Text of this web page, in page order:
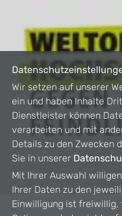
Wir setzen auf unserer
ein und haben Inhalte
Dienstleister können
verarbeiten und mit
Details zu den Zwecken
Sie in unserer
Mit Ihrer Auswahl
Ihrer Daten zu den
Einwilligung ist freiwillig,